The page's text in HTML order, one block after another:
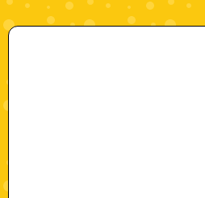
"a0545"